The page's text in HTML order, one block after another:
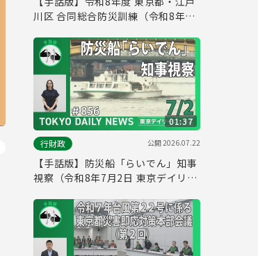
川区 合同総合防災訓練（令和8年7
No.857）
01:37
行財政
公開2026.07.22
【手話版】防災船「らいでん」知事
視察（令和8年7月2日 東京デイリー